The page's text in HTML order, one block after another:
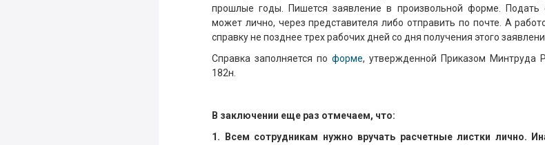
прошлые годы. Пишется заявление в произвольной форме. Подать
может лично, через представителя либо отправить по почте. А
справку не позднее трех рабочих дней со дня получения этого
Справка заполняется по форме, утвержденной Приказом Минтруда
182н.
В заключении еще раз отмечаем, что:
1. Всем сотрудникам нужно вручать расчетные листки лично.